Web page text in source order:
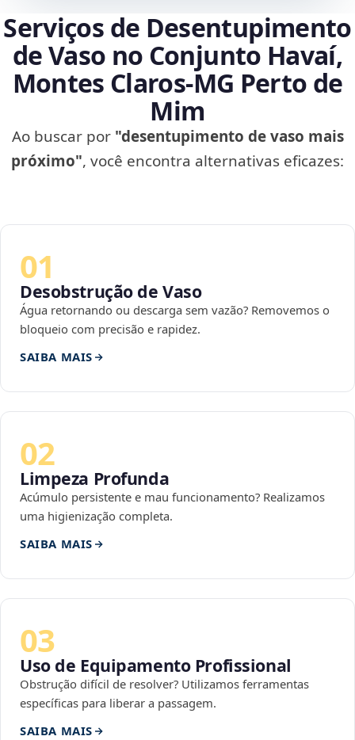
Serviços de Desentupimento
de Vaso no Conjunto Havaí,
Montes Claros‑MG Perto de
Mim
Ao buscar por "desentupimento de vaso mais
próximo", você encontra alternativas eficazes:
01
Desobstrução de Vaso
Água retornando ou descarga sem vazão? Removemos o
bloqueio com precisão e rapidez.
SAIBA MAIS
02
Limpeza Profunda
Acúmulo persistente e mau funcionamento? Realizamos
uma higienização completa.
SAIBA MAIS
03
Uso de Equipamento Profissional
Obstrução difícil de resolver? Utilizamos ferramentas
específicas para liberar a passagem.
SAIBA MAIS